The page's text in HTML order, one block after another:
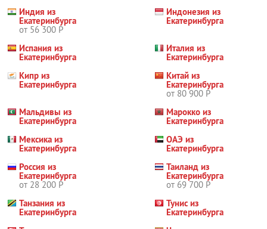
Индия из
Екатеринбурга
от 56 300 Р
Индонезия из
Екатеринбурга
Испания из
Екатеринбурга
Италия из
Екатеринбурга
Кипр из
Екатеринбурга
Китай из
Екатеринбурга
от 80 900 Р
Мальдивы из
Екатеринбурга
Марокко из
Екатеринбурга
Мексика из
Екатеринбурга
ОАЭ из
Екатеринбурга
Россия из
Екатеринбурга
от 28 200 Р
Таиланд из
Екатеринбурга
от 69 700 Р
Танзания из
Екатеринбурга
Тунис из
Екатеринбурга